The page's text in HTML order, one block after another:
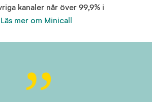
kanaler når över 99,9% i
Läs mer om Minicall